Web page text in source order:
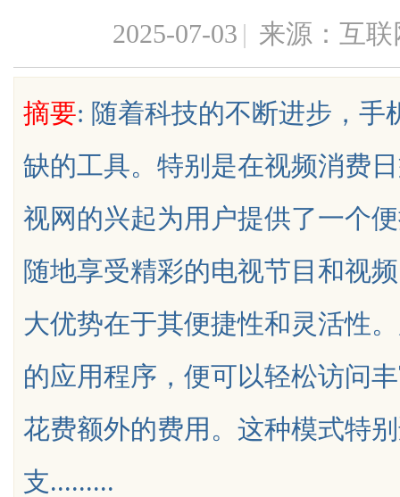
uz
2025-07-03 | 来源：互联
摘要: 随着科技的不断进步，手
缺的工具。特别是在视频消费
视网的兴起为用户提供了一个
随地享受精彩的电视节目和视
大优势在于其便捷性和灵活性
的应用程序，便可以轻松访问
花费额外的费用。这种模式特
支.........
会，推品官合作机制 花钱，ai却天天给他免费派单？